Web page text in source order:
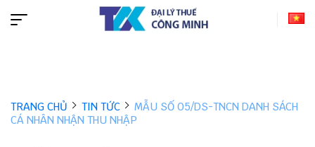
TRANG CHỦ TIN TỨC
MẪU SỐ 05/DS-TNCN DANH SÁCH
CÁ NHÂN NHẬN THU NHẬP